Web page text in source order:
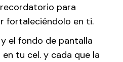
para
fortaleciéndolo en ti.
el fondo de pantalla
tu cel. y cada que la